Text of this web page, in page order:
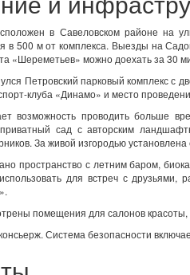
в Савеловском районе на
в 500 м от комплекса. Выезды на
«Шереметьев» можно доехать за 30
Петровский парковый комплекс с
клуба «Динамо» и место
возможность проводить больше
сад с авторским
За живой изгородью
пространство с летним баром,
для встреч с
помещения для салонов красоты,
Система безопасности